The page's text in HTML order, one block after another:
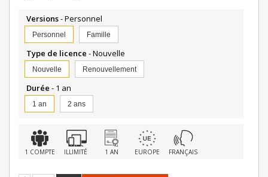
Versions- Personnel
Personnel Famille
Type de licence - Nouvelle
Nouvelle Renouvellement
Durée - 1 an
1 an 2 ans
1 COMPTE ILLIMITÉ 1 AN EUROPE FRANÇAIS